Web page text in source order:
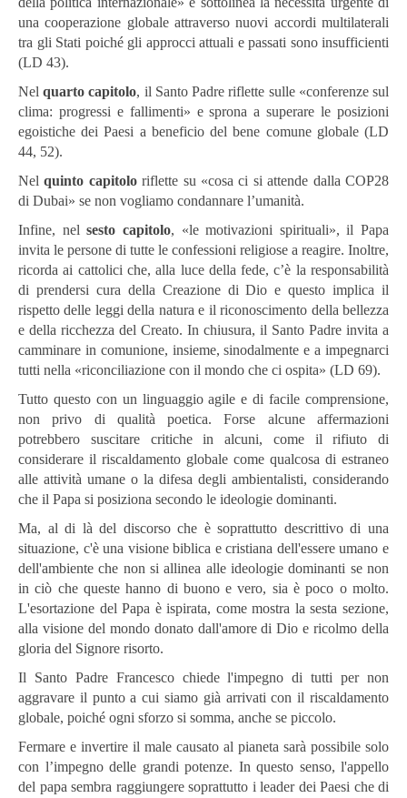
una cooperazione globale attraverso nuovi accordi multilaterali
tra gli Stati poiché gli approcci attuali e passati sono insufficienti
(LD 43).
Nelquarto capitolo, il Santo Padre riflette sulle «conferenze sul
clima: progressi e fallimenti» e sprona a superare le posizioni
egoistiche dei Paesi a beneficio del bene comune globale (LD
44, 52).
Nelquinto capitoloriflette su «cosa ci si attende dalla COP28
di Dubai» se non vogliamo condannare l’umanità.
Infine, nelsesto capitolo, «le motivazioni spirituali», il Papa
invita le persone di tutte le confessioni religiose a reagire. Inoltre,
ricorda ai cattolici che, alla luce della fede, c’è la responsabilità
di prendersi cura della Creazione di Dio e questo implica il
rispetto delle leggi della natura e il riconoscimento della bellezza
e della ricchezza del Creato. In chiusura, il Santo Padre invita a
camminare in comunione, insieme, sinodalmente e a impegnarci
tutti nella «riconciliazione con il mondo che ci ospita» (LD 69).
Tutto questo con un linguaggio agile e di facile comprensione,
non privo di qualità poetica. Forse alcune affermazioni
potrebbero suscitare critiche in alcuni, come il rifiuto di
considerare il riscaldamento globale come qualcosa di estraneo
alle attività umane o la difesa degli ambientalisti, considerando
che il Papa si posiziona secondo le ideologie dominanti.
Ma, al di là del discorso che è soprattutto descrittivo di una
situazione, c'è una visione biblica e cristiana dell'essere umano e
dell'ambiente che non si allinea alle ideologie dominanti se non
in ciò che queste hanno di buono e vero, sia è poco o molto.
L'esortazione del Papa è ispirata, come mostra la sesta sezione,
alla visione del mondo donato dall'amore di Dio e ricolmo della
gloria del Signore risorto.
Il Santo Padre Francesco chiede l'impegno di tutti per non
aggravare il punto a cui siamo già arrivati ​​con il riscaldamento
globale, poiché ogni sforzo si somma, anche se piccolo.
Fermare e invertire il male causato al pianeta sarà possibile solo
con l’impegno delle grandi potenze. In questo senso, l'appello
del papa sembra raggiungere soprattutto i leader dei Paesi che di